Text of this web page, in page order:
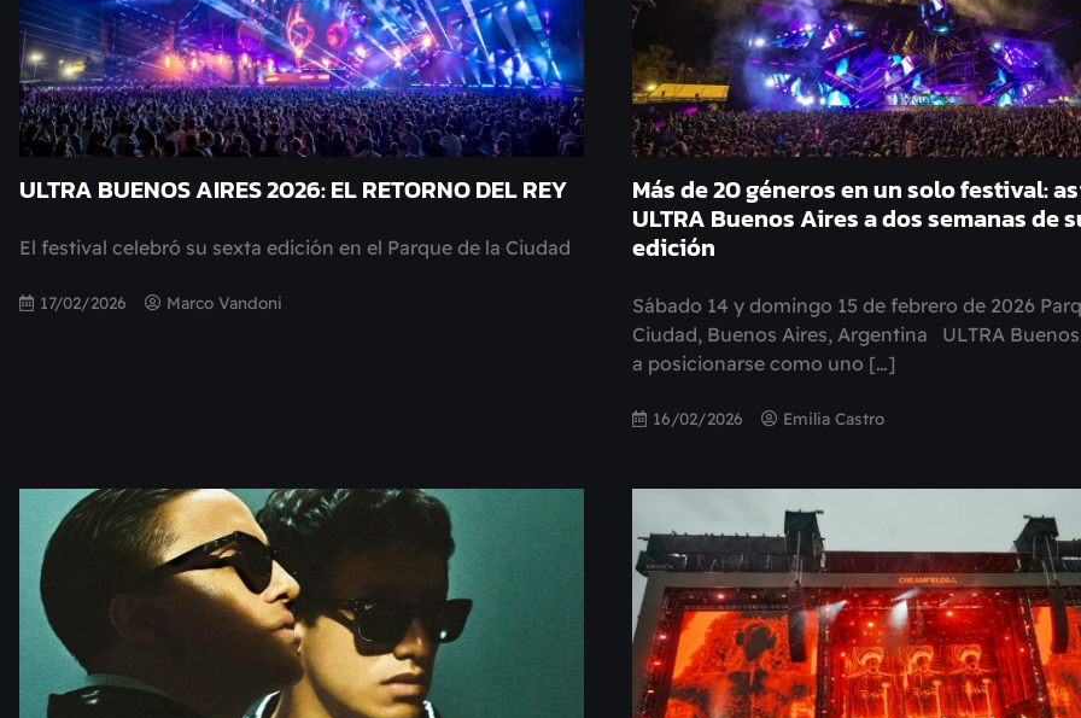
ULTRA BUENOS AIRES 2026: EL RETORNO DEL REY
El festival celebró su sexta edición en el Parque de la Ciudad
17/02/2026 Marco Vandoni
Más de 20 géneros en un solo festival:
ULTRA Buenos Aires a dos semanas de
edición
Sábado 14 y domingo 15 de febrero de 2026
Ciudad, Buenos Aires, Argentina ULTRA
a posicionarse como uno […]
16/02/2026 Emilia Castro